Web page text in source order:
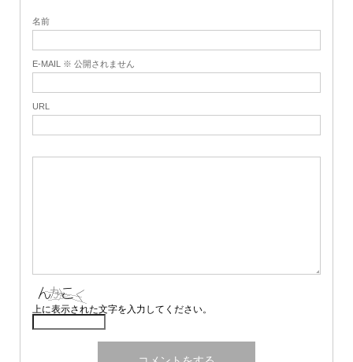
名前
E-MAIL ※ 公開されません
URL
上に表示された文字を入力してください。